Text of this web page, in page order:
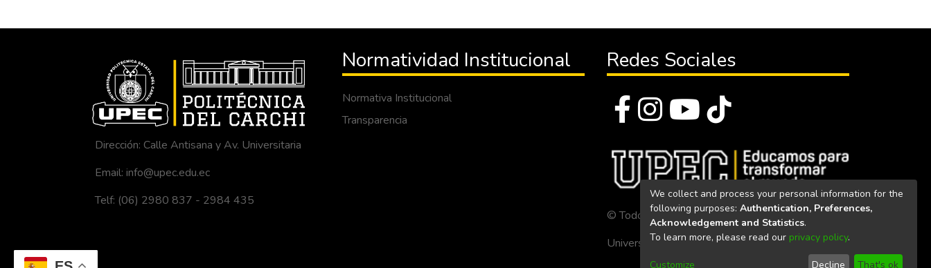
Dirección: Calle Antisana y Av. Universitaria
Email: info@upec.edu.ec
Telf: (06) 2980 837 - 2984 435
Normatividad Institucional
Normativa Institucional
Transparencia
Redes Sociales
© Todos los derechos reservados 2023
Universidad Politécnica Estatal del Carchi
We collect and process your personal information for the
following purposes: Authentication, Preferences,
Acknowledgement and Statistics.
To learn more, please read our privacy policy.
Customize Decline That's ok